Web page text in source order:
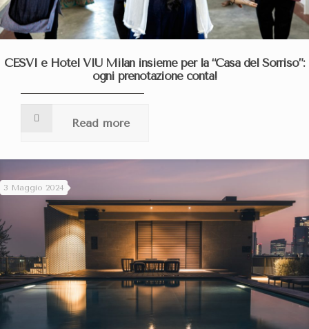
CESVI e Hotel VIU Milan insieme per la “Casa del Sorriso”:
ogni prenotazione conta!
Read more
3 Maggio 2024